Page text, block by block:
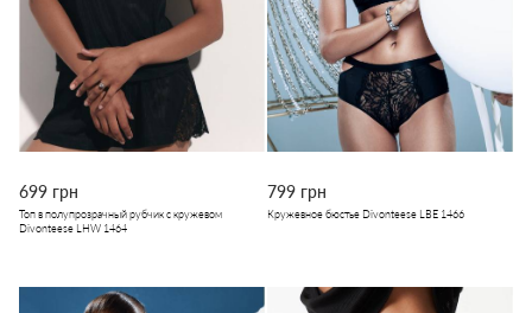
699 грн
Топ в полупрозрачный рубчик с кружевом
Divonteese LHW 1464
799 грн
Кружевное бюстье Divonteese LBE 1466